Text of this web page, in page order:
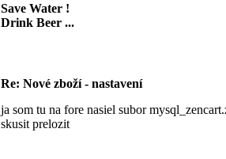
Save Water !
Drink Beer ...
Re: Nové zboží - nastavení
ja som tu na fore nasiel subor
skusit prelozit